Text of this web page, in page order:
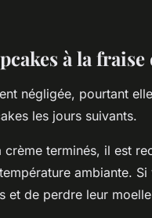
à la fraise
négligée, pourtant
les jours suivants.
terminés, il est
ambiante.
et de perdre leur